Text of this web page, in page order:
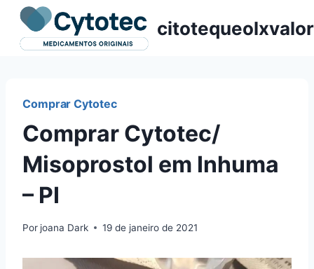
Pular
para
citotequeolxvalor
Comprar Cytotec
Comprar Cytotec/
Misoprostol em Inhuma
– PI
Por joana Dark 19 de janeiro de 2021